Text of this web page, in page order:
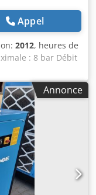
Appel
2012, heures de
: 8 bar Débit
Tension
50 Hz Tension
Crodpfxsy Tui Ts
hors service
Annonce